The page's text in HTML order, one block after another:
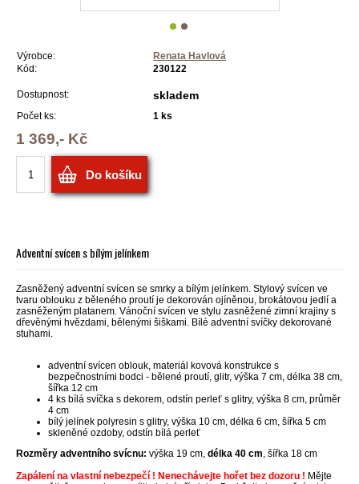
Výrobce:
Renata Havlová
Kód:
230122
Dostupnost: skladem
Počet ks: 1 ks
1 369,- Kč
Do košíku
Adventní svícen s bílým jelínkem
Zasněžený adventní svícen se smrky a bílým jelínkem. Stylový svícen ve
tvaru oblouku z běleného proutí je dekorován ojíněnou, brokátovou jedlí a
zasněženým platanem. Vánoční svícen ve stylu zasněžené zimní krajiny s
dřevěnými hvězdami, bělenými šiškami. Bílé adventní svíčky dekorované
stuhami.
adventní svícen oblouk, materiál kovová konstrukce s
bezpečnostními bodci - bělené proutí, glitr, výška 7 cm, délka 38 cm,
šířka 12 cm
4 ks bílá svíčka s dekorem, odstín perleť s glitry, výška 8 cm, průměr
4 cm
bílý jelínek polyresin s glitry, výška 10 cm, délka 6 cm, šířka 5 cm
skleněné ozdoby, odstín bílá perleť
Rozměry adventního svícnu: výška 19 cm, délka 40 cm, šířka 18 cm
Zapálení na vlastní nebezpečí ! Nenechávejte hořet bez dozoru ! Mějte